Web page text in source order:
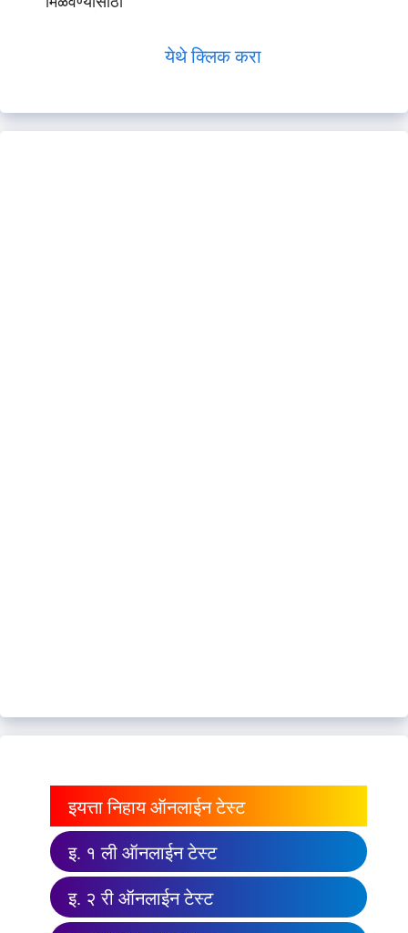
येथे क्लिक करा
इयत्ता निहाय ऑनलाईन टेस्ट
इ. १ ली ऑनलाईन टेस्ट
इ. २ री ऑनलाईन टेस्ट